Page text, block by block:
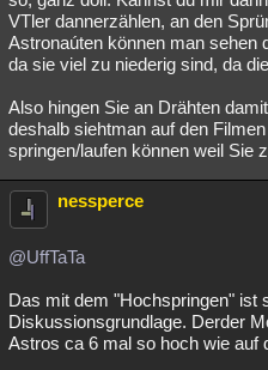
VTler dannerzählen, an den
Astronaúten können man sehen
da sie viel zu niederig sind, da
Also hingen Sie an Drähten
deshalb siehtman auf den
springen/laufen können weil Sie
nessperce
@UffTaTa
Das mit dem "Hochspringen" ist
Diskussionsgrundlage. Derder
Astros ca 6 mal so hoch wie auf